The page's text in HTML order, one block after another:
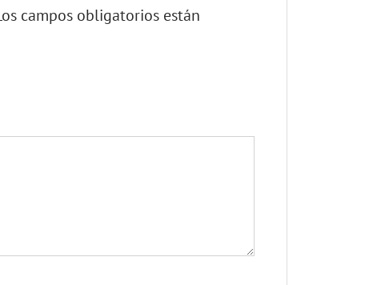
campos obligatorios están